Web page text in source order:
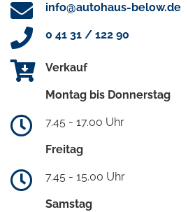
info@autohaus-below.de
0 41 31 / 122 90
Verkauf
Montag bis Donnerstag
7.45 - 17.00 Uhr
Freitag
7.45 - 15.00 Uhr
Samstag